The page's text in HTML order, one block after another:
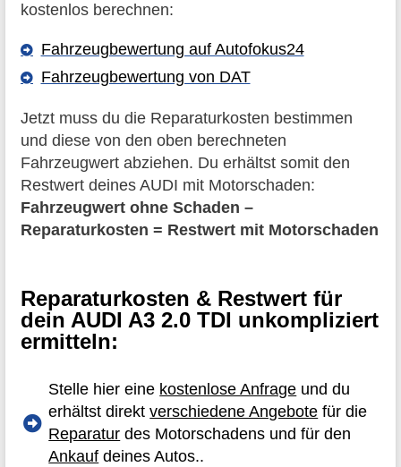
kostenlos berechnen:
Fahrzeugbewertung auf Autofokus24
Fahrzeugbewertung von DAT
Jetzt muss du die Reparaturkosten bestimmen
und diese von den oben berechneten
Fahrzeugwert abziehen. Du erhältst somit den
Restwert deines AUDI mit Motorschaden:
Fahrzeugwert ohne Schaden –
Reparaturkosten = Restwert mit Motorschaden
Reparaturkosten & Restwert für
dein AUDI A3 2.0 TDI unkompliziert
ermitteln:
Stelle hier eine kostenlose Anfrage und du
erhältst direktverschiedene Angebote für die
Reparatur des Motorschadens und für den
Ankauf deines Autos..